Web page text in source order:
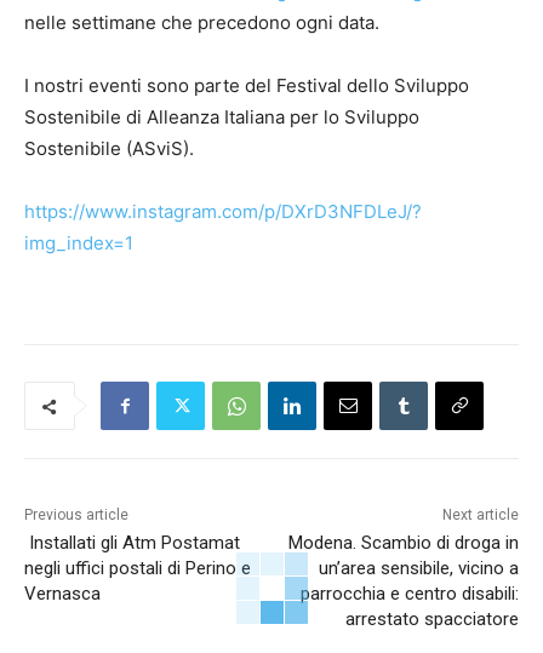
nelle settimane che precedono ogni data.
I nostri eventi sono parte del Festival dello Sviluppo
Sostenibile di Alleanza Italiana per lo Sviluppo
Sostenibile (ASviS).
https://www.instagram.com/p/DXrD3NFDLeJ/?
img_index=1
Previous article
Installati gli Atm Postamat
negli uffici postali di Perino e
Vernasca
Next article
Modena. Scambio di droga in
un’area sensibile, vicino a
parrocchia e centro disabili:
arrestato spacciatore